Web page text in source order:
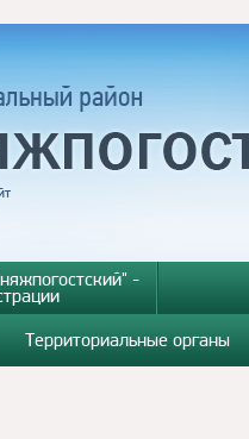
-
Территориальные органы